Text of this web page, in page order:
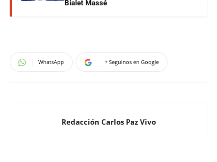
Bialet Massé
WhatsApp + Seguinos en Google
Redacción Carlos Paz Vivo